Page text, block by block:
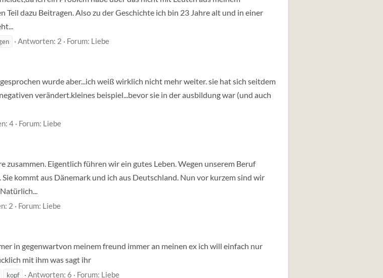
dazu Beitragen. Also zu der Geschichte ich bin 23 Jahre alt und in einer
Antworten: 2 Forum: Liebe
wurde aber...ich weiß wirklich nicht mehr weiter. sie hat sich seitdem
verändert.kleines beispiel...bevor sie in der ausbildung war (und auch
4 Forum: Liebe
zusammen. Eigentlich führen wir ein gutes Leben. Wegen unserem Beruf
kommt aus Dänemark und ich aus Deutschland. Nun vor kurzem sind wir
2 Forum: Liebe
in gegenwartvon meinem freund immer an meinen ex ich will einfach nur
mit ihm was sagt ihr
kopf Antworten: 6 Forum: Liebe